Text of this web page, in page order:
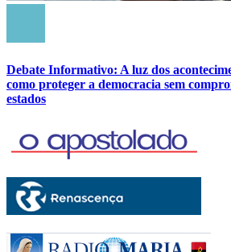
Debate Informativo: A luz dos
como proteger a democracia sem
estados